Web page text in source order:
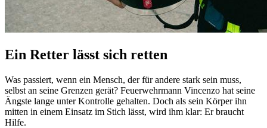
Ein Retter lässt sich retten
Was passiert, wenn ein Mensch, der für andere stark sein muss,
selbst an seine Grenzen gerät? Feuerwehrmann Vincenzo hat seine
Ängste lange unter Kontrolle gehalten. Doch als sein Körper ihn
mitten in einem Einsatz im Stich lässt, wird ihm klar: Er braucht
Hilfe.